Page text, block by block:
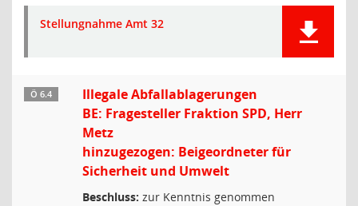
Stellungnahme Amt 32
Ö 6.4
Illegale Abfallablagerungen
BE: Fragesteller Fraktion SPD, Herr
Metz
hinzugezogen: Beigeordneter für
Sicherheit und Umwelt
Beschluss: zur Kenntnis genommen